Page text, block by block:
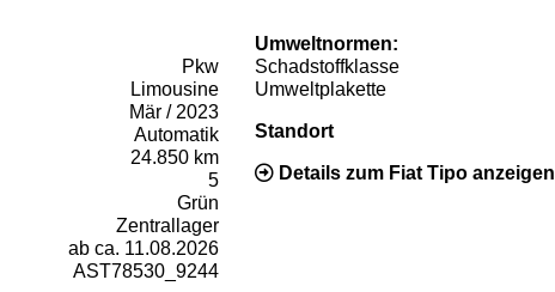
Pkw
Limousine
Mär / 2023
Automatik
24.850 km
5
Grün
Zentrallager
ab ca. 11.08.2026
AST78530_9244
Umweltnormen:
Schadstoffklasse
Umweltplakette
Standort
Details zum Fiat Tipo anzeigen